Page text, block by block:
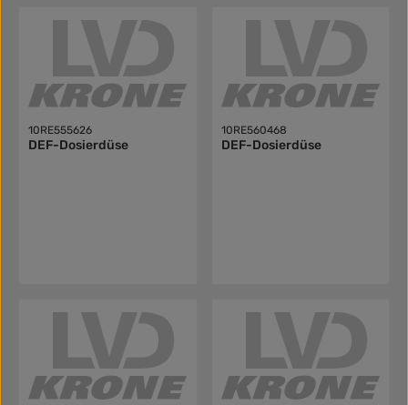
10RE555626
DEF-Dosierdüse
10RE560468
DEF-Dosierdüse